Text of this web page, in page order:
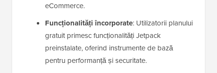
eCommerce.
Funcționalități încorporate: Utilizatorii planului
gratuit primesc funcționalități Jetpack
preinstalate, oferind instrumente de bază
pentru performanță și securitate.